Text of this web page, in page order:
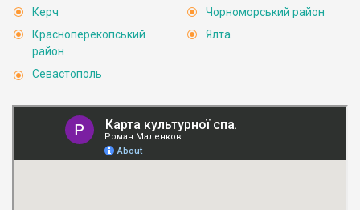
Керч
Красноперекопський
район
Севастополь
Чорноморський район
Ялта